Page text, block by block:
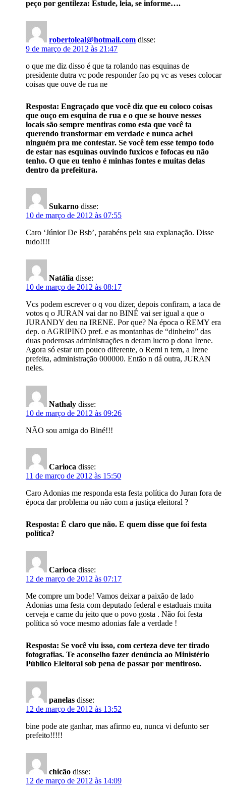
peço por gentileza: Estude, leia, se informe….
robertoleal@hotmail.com disse:
9 de março de 2012 às 21:47
o que me diz disso é que ta rolando nas esquinas de
presidente dutra vc pode responder fao pq vc as veses colocar
coisas que ouve de rua ne
Resposta: Engraçado que você diz que eu coloco coisas
que ouço em esquina de rua e o que se houve nesses
locais são sempre mentiras como esta que você ta
querendo transformar em verdade e nunca achei
ninguém pra me contestar. Se você tem esse tempo todo
de estar nas esquinas ouvindo fuxicos e fofocas eu não
tenho. O que eu tenho é minhas fontes e muitas delas
dentro da prefeitura.
Sukarno disse:
10 de março de 2012 às 07:55
Caro ‘Júnior De Bsb’, parabéns pela sua explanação. Disse
tudo!!!!
Natália disse:
10 de março de 2012 às 08:17
Vcs podem escrever o q vou dizer, depois confiram, a taca de
votos q o JURAN vai dar no BINÉ vai ser igual a que o
JURANDY deu na IRENE. Por que? Na época o REMY era
dep. o AGRIPINO pref. e as montanhas de “dinheiro” das
duas poderosas administrações n deram lucro p dona Irene.
Agora só estar um pouco diferente, o Remi n tem, a Irene
prefeita, administração 000000. Então n dá outra, JURAN
neles.
Nathaly disse:
10 de março de 2012 às 09:26
NÃO sou amiga do Biné!!!
Carioca disse:
11 de março de 2012 às 15:50
Caro Adonias me responda esta festa política do Juran fora de
época dar problema ou não com a justiça eleitoral ?
Resposta: É claro que não. E quem disse que foi festa
política?
Carioca disse:
12 de março de 2012 às 07:17
Me compre um bode! Vamos deixar a paixão de lado
Adonias uma festa com deputado federal e estaduais muita
cerveja e carne du jeito que o povo gosta . Não foi festa
política só voce mesmo adonias fale a verdade !
Resposta: Se você viu isso, com certeza deve ter tirado
fotografias. Te aconselho fazer denúncia ao Ministério
Público Eleitoral sob pena de passar por mentiroso.
panelas disse:
12 de março de 2012 às 13:52
bine pode ate ganhar, mas afirmo eu, nunca vi defunto ser
prefeito!!!!!
chicão disse:
12 de março de 2012 às 14:09